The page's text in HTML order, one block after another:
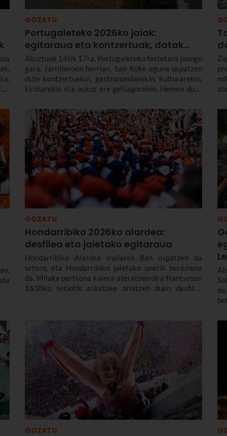
GOZATU
Portugaleteko 2026ko jaiak:
egitaraua eta kontzertuak, datak...
Abuztuak 14tik 17ra, Portugaleteko festetara joango
gara. Jarrilleroen herrian, San Roke eguna ospatzen
dute kontzertuekin, gastronomiarekin, kulturarekin,
kirolarekin eta askoz ere gehiagorekin. Hemen duzu
informazio guztia, bai eta zenbait egun lehenago
hasten diren jaiaurrekoei buruzkoa ere.
GOZATU
Hondarribiko 2026ko alardea:
desfilea eta jaietako egitaraua
Hondarribiko Alardea irailaren 8an ospatzen da
urtero, eta Hondarribiko jaietako unerik bereziena
da. Milaka pertsona kalera ateratzen dira frantsesen
1638ko setiotik askatzea oroitzen duen desfilea
laguntza eskertzeko. Hondarribiko Alardearen
jatorriari eta desfileari buruz, eta Hondarribiko jaien
2026ko egitarauari buruz gehiago kontatuko dizugu.
Gogoan hartu, jaiak irailaren 4tik 10era dira eta.
GOZATU